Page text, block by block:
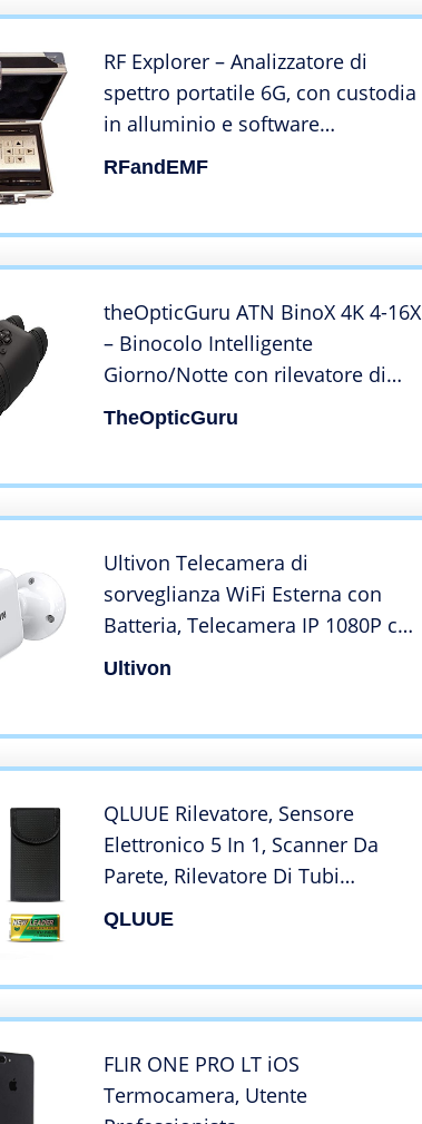
RF Explorer – Analizzatore di
spettro portatile 6G, con custodia
in alluminio e software
scaricabile
RFandEMF
theOpticGuru ATN BinoX 4K 4-16X
– Binocolo Intelligente
Giorno/Notte con rilevatore di
Raggio Laser, Registrazione Video
Full HD, WiFi, Zoom Fluido e
TheOpticGuru
Ultivon Telecamera di
sorveglianza WiFi Esterna con
Batteria, Telecamera IP 1080P con
Visione Notturna Audio
Ultivon
QLUUE Rilevatore, Sensore
Elettronico 5 In 1, Scanner Da
Parete, Rilevatore Di Tubi
Metallici, Display Lcd Con
Batteria, Per Rilevare Legno,
QLUUE
FLIR ONE PRO LT iOS
Termocamera, Utente